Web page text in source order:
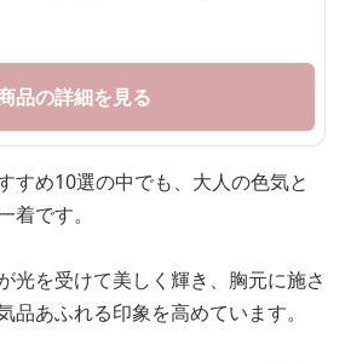
品の詳細を見る
すめ10選の中でも、大人の色気と
着です。
光を受けて美しく輝き、胸元に施さ
品あふれる印象を高めています。